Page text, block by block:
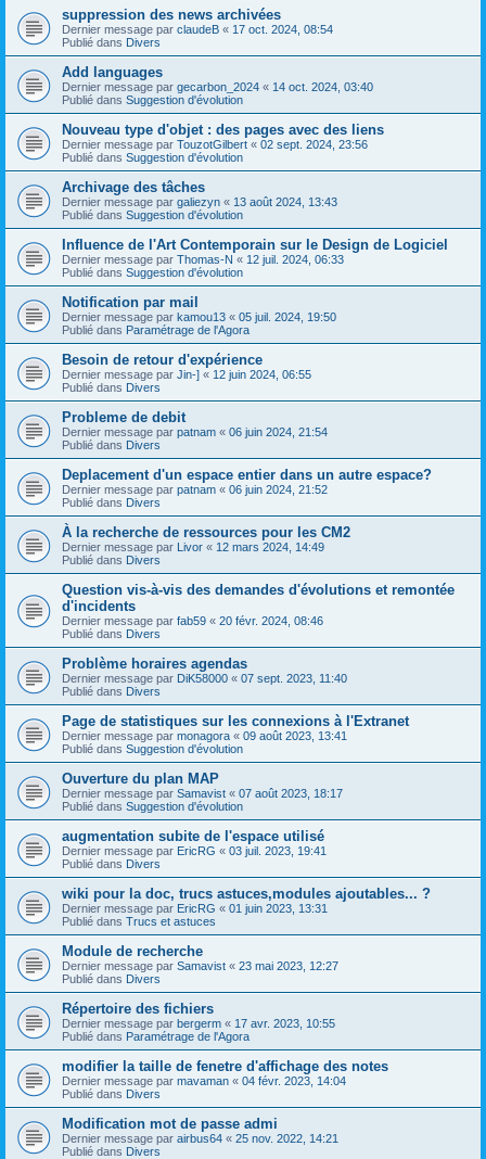
suppression des news archivées
Dernier message par claudeB « 17 oct. 2024, 08:54
Publié dans Divers
Add languages
Dernier message par gecarbon_2024 « 14 oct. 2024, 03:40
Publié dans Suggestion d'évolution
Nouveau type d'objet : des pages avec des liens
Dernier message par TouzotGilbert « 02 sept. 2024, 23:56
Publié dans Suggestion d'évolution
Archivage des tâches
Dernier message par galiezyn « 13 août 2024, 13:43
Publié dans Suggestion d'évolution
Influence de l'Art Contemporain sur le Design de Logiciel
Dernier message par Thomas-N « 12 juil. 2024, 06:33
Publié dans Suggestion d'évolution
Notification par mail
Dernier message par kamou13 « 05 juil. 2024, 19:50
Publié dans Paramétrage de l'Agora
Besoin de retour d'expérience
Dernier message par Jin-] « 12 juin 2024, 06:55
Publié dans Divers
Probleme de debit
Dernier message par patnam « 06 juin 2024, 21:54
Publié dans Divers
Deplacement d'un espace entier dans un autre espace?
Dernier message par patnam « 06 juin 2024, 21:52
Publié dans Divers
À la recherche de ressources pour les CM2
Dernier message par Livor « 12 mars 2024, 14:49
Publié dans Divers
Question vis-à-vis des demandes d'évolutions et remontée
d'incidents
Dernier message par fab59 « 20 févr. 2024, 08:46
Publié dans Divers
Problème horaires agendas
Dernier message par DiK58000 « 07 sept. 2023, 11:40
Publié dans Divers
Page de statistiques sur les connexions à l'Extranet
Dernier message par monagora « 09 août 2023, 13:41
Publié dans Suggestion d'évolution
Ouverture du plan MAP
Dernier message par Samavist « 07 août 2023, 18:17
Publié dans Suggestion d'évolution
augmentation subite de l'espace utilisé
Dernier message par EricRG « 03 juil. 2023, 19:41
Publié dans Divers
wiki pour la doc, trucs astuces,modules ajoutables... ?
Dernier message par EricRG « 01 juin 2023, 13:31
Publié dans Trucs et astuces
Module de recherche
Dernier message par Samavist « 23 mai 2023, 12:27
Publié dans Divers
Répertoire des fichiers
Dernier message par bergerm « 17 avr. 2023, 10:55
Publié dans Paramétrage de l'Agora
modifier la taille de fenetre d'affichage des notes
Dernier message par mavaman « 04 févr. 2023, 14:04
Publié dans Divers
Modification mot de passe admi
Dernier message par airbus64 « 25 nov. 2022, 14:21
Publié dans Divers